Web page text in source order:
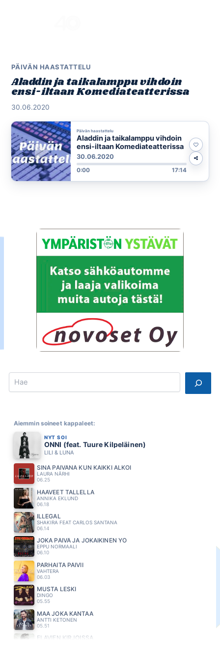
PÄIVÄN HAASTATTELU
Aladdin ja taikalamppu vihdoin
ensi-iltaan Komediateatterissa
30.06.2020
Päivän haastattelu
Aladdin ja taikalamppu vihdoin
ensi-iltaan Komediateatterissa
30.06.2020
0:00 17:14
Search
Aiemmin soineet kappaleet:
NYT SOI
ONNI (feat. Tuure Kilpeläinen)
LILI & LUNA
SINÄ PÄIVÄNÄ KUN KAIKKI ALKOI
LAURA NÄRHI
06.25
HAAVEET TALLELLA
ANNIKA EKLUND
06.18
ILLEGAL
SHAKIRA FEAT CARLOS SANTANA
06.14
JOKA PÄIVÄ JA JOKAIKINEN YÖ
EPPU NORMAALI
06.10
PARHAITA PÄIVII
VAHTERA
06.03
MUSTA LESKI
DINGO
05.55
MAA JOKA KANTAA
ANTTI KETONEN
05.51
ELÄVIEN KIRJOISSA